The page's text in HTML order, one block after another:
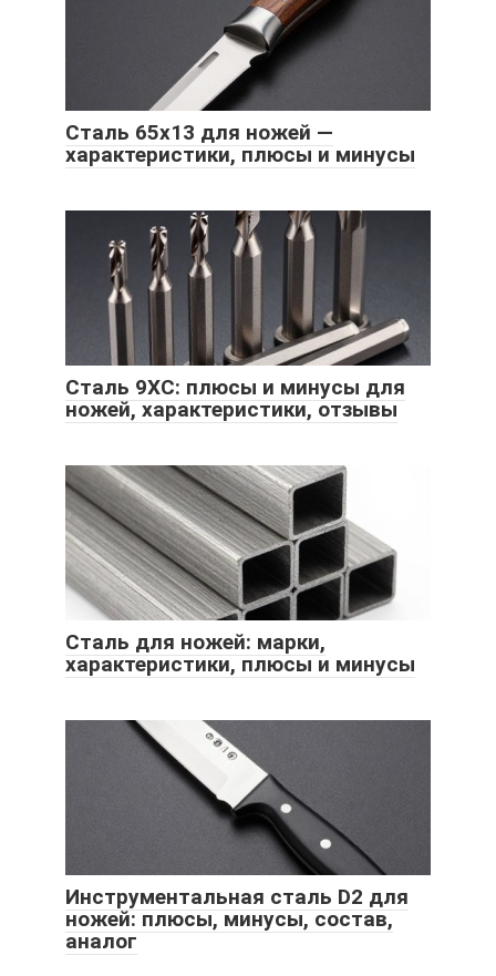
Сталь 65х13 для ножей —
характеристики, плюсы и минусы
Сталь 9ХС: плюсы и минусы для
ножей, характеристики, отзывы
Сталь для ножей: марки,
характеристики, плюсы и минусы
Инструментальная сталь D2 для
ножей: плюсы, минусы, состав,
аналог